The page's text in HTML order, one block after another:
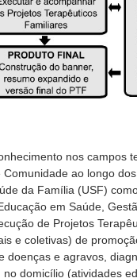
nos campos
ao longo
da Família (USF)
em Saúde,
de Projetos
e coletivas) de
doenças e agravos,
domicílio (atividades